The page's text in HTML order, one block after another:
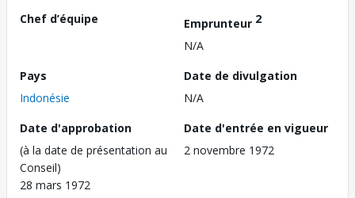
Chef d’équipe
Emprunteur 2
N/A
Pays
Indonésie
Date de divulgation
N/A
Date d'approbation
(à la date de présentation au
Conseil)
28 mars 1972
Date d'entrée en vigueur
2 novembre 1972